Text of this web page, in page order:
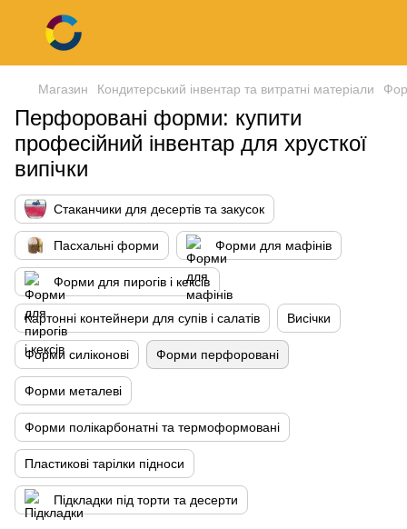
Магазин Кондитерський інвентар та витратні матеріали
Перфоровані форми: купити
професійний інвентар для хрусткої
випічки
Стаканчики для десертів та закусок
Пасхальні форми Форми для мафінів
Форми для пирогів і кексів
Картонні контейнери для супів і салатів Висічки
Форми силіконові Форми перфоровані
Форми металеві
Форми полікарбонатні та термоформовані
Пластикові тарілки підноси
Підкладки під торти та десерти